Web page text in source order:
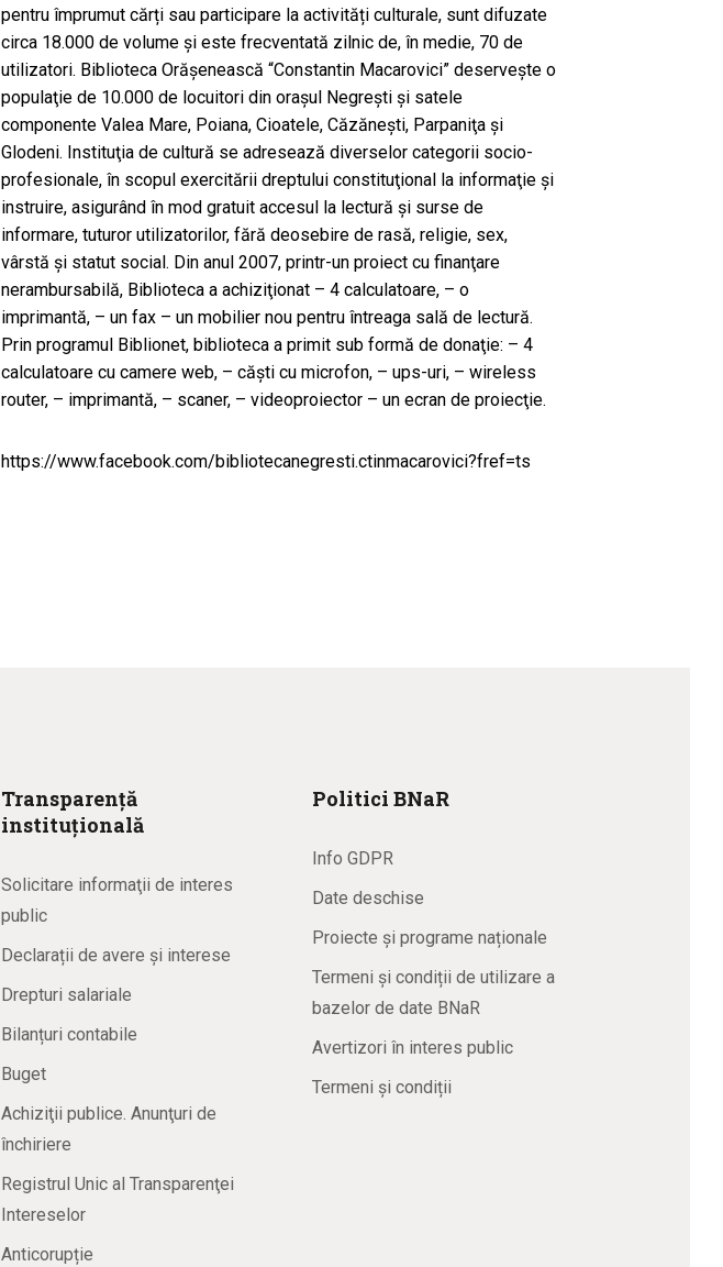
pentru împrumut cărți sau participare la activități culturale, sunt difuzate
circa 18.000 de volume și este frecventată zilnic de, în medie, 70 de
utilizatori. Biblioteca Orăşenească “Constantin Macarovici” deserveşte o
populaţie de 10.000 de locuitori din orașul Negrești și satele
componente Valea Mare, Poiana, Cioatele, Căzăneşti, Parpaniţa şi
Glodeni. Instituţia de cultură se adresează diverselor categorii socio-
profesionale, în scopul exercitării dreptului constituţional la informaţie şi
instruire, asigurând în mod gratuit accesul la lectură şi surse de
informare, tuturor utilizatorilor, fără deosebire de rasă, religie, sex,
vârstă şi statut social. Din anul 2007, printr-un proiect cu finanţare
nerambursabilă, Biblioteca a achiziţionat – 4 calculatoare, – o
imprimantă, – un fax – un mobilier nou pentru întreaga sală de lectură.
Prin programul Biblionet, biblioteca a primit sub formă de donaţie: – 4
calculatoare cu camere web, – căşti cu microfon, – ups-uri, – wireless
router, – imprimantă, – scaner, – videoproiector – un ecran de proiecţie.
https://www.facebook.com/bibliotecanegresti.ctinmacarovici?fref=ts
Transparență
instituțională
Solicitare informaţii de interes
public
Declarații de avere și interese
Drepturi salariale
Bilanțuri contabile
Buget
Achiziţii publice. Anunţuri de
închiriere
Registrul Unic al Transparenţei
Intereselor
Anticorupție
Politici BNaR
Info GDPR
Date deschise
Proiecte și programe naționale
Termeni și condiții de utilizare a
bazelor de date BNaR
Avertizori în interes public
Termeni și condiții